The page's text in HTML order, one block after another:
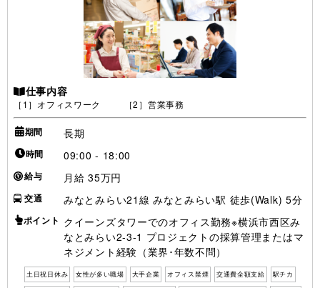
仕事内容
［1］オフィスワーク ［2］営業事務
期間 長期
時間 09:00 - 18:00
給与 月給 35万円
交通 みなとみらい21線 みなとみらい駅 徒歩(Walk) 5分
ポイント クイーンズタワーでのオフィス勤務※横浜市西区み
なとみらい2-3-1 プロジェクトの採算管理またはマ
ネジメント経験（業界･年数不問）
土日祝日休み 女性が多い職場 大手企業 オフィス禁煙 交通費全額支給 駅チカ